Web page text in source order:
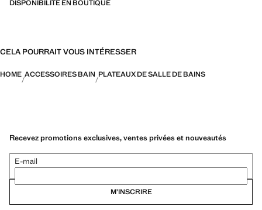
DISPONIBILITÉ EN BOUTIQUE
CELA POURRAIT VOUS INTÉRESSER
HOME ACCESSOIRES BAIN PLATEAUX DE SALLE DE BAINS
Recevez promotions exclusives, ventes privées et nouveautés
E-mail
M’INSCRIRE